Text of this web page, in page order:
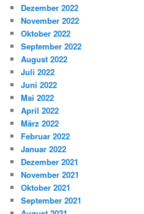
Dezember 2022
November 2022
Oktober 2022
September 2022
August 2022
Juli 2022
Juni 2022
Mai 2022
April 2022
März 2022
Februar 2022
Januar 2022
Dezember 2021
November 2021
Oktober 2021
September 2021